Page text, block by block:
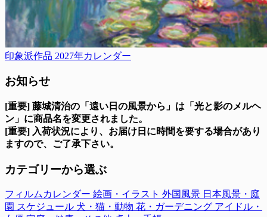
印象派作品 2027年カレンダー
お知らせ
[重要] 藤城清治の「遠い日の風景から」は「光と影のメルヘ
ン」に商品名を変更されました。
[重要] 入荷状況により、お届け日に時間を要する場合があり
ますので、ご了承下さい。
カテゴリーから選ぶ
フィルムカレンダー 絵画・イラスト 外国風景 日本風景・庭
園 スケジュール 犬・猫・動物 花・ガーデニング アイドル・